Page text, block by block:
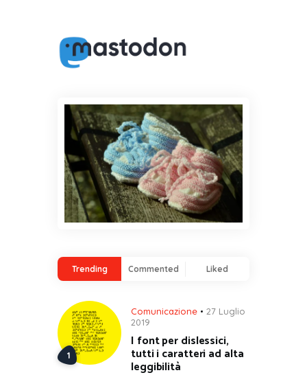
Trending Commented Liked
Comunicazione
27 Luglio
2019
I font per dislessici,
tutti i caratteri ad alta
leggibilità